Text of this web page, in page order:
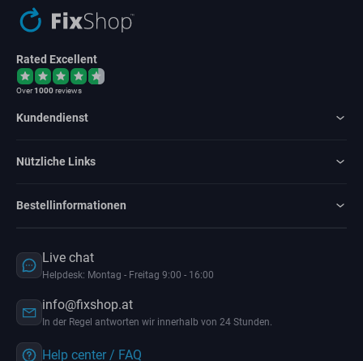
Rated Excellent
Over1000reviews
Kundendienst
Nützliche Links
Bestellinformationen
Live chat
Helpdesk: Montag - Freitag 9:00 - 16:00
info@fixshop.at
In der Regel antworten wir innerhalb von 24 Stunden.
Help center / FAQ